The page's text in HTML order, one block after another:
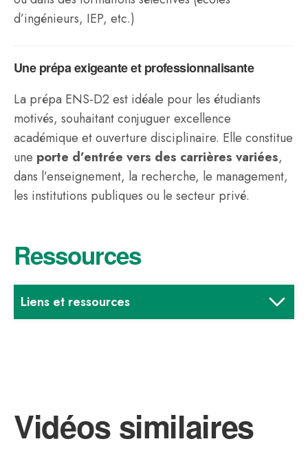
d’ingénieurs, IEP, etc.)
Une prépa exigeante et professionnalisante
La prépa ENS-D2 est idéale pour les étudiants
motivés, souhaitant conjuguer excellence
académique et ouverture disciplinaire. Elle constitue
une porte d’entrée vers des carrières variées,
dans l’enseignement, la recherche, le management,
les institutions publiques ou le secteur privé.
Ressources
Liens et ressources
Vidéos similaires